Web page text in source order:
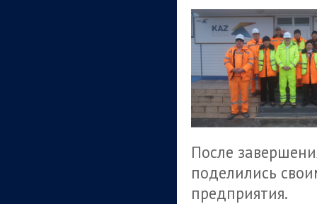
После
поделились
предприятия.